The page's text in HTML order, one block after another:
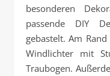
besonderen
passende DIY
gebastelt. Am
Windlichter mit
Traubogen.